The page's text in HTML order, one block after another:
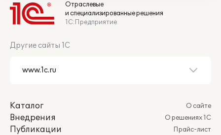
Отраслевые
и специализированные решения
1С:Предприятие
Другие сайты 1С
Каталог
Внедрения
Публикации
О сайте
О решениях 1С
Прайс-лист